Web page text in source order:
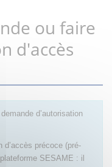
ou faire
d'accès
d’autorisation
d’accès précoce (pré-
SESAME : il